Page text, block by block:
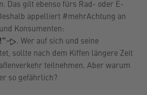
Das gilt ebenso fürs Rad- oder E-
appelliert #mehrAchtung an
Konsumenten:
. Wer auf sich und seine
sollte nach dem Kiffen längere Zeit
teilnehmen. Aber warum
so gefährlich?